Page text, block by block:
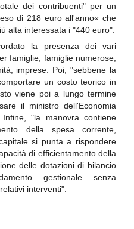
dei contribuenti" per un
di 218 euro all'anno« che
alta interessata i "440 euro".
la presenza dei vari
famiglie, famiglie numerose,
imprese. Poi, "sebbene la
un costo teorico in
viene poi a lungo termine
il ministro dell'Economia
"la manovra contiene
della spesa corrente,
si punta a rispondere
di efficientamento della
delle dotazioni di bilancio
gestionale senza
interventi".